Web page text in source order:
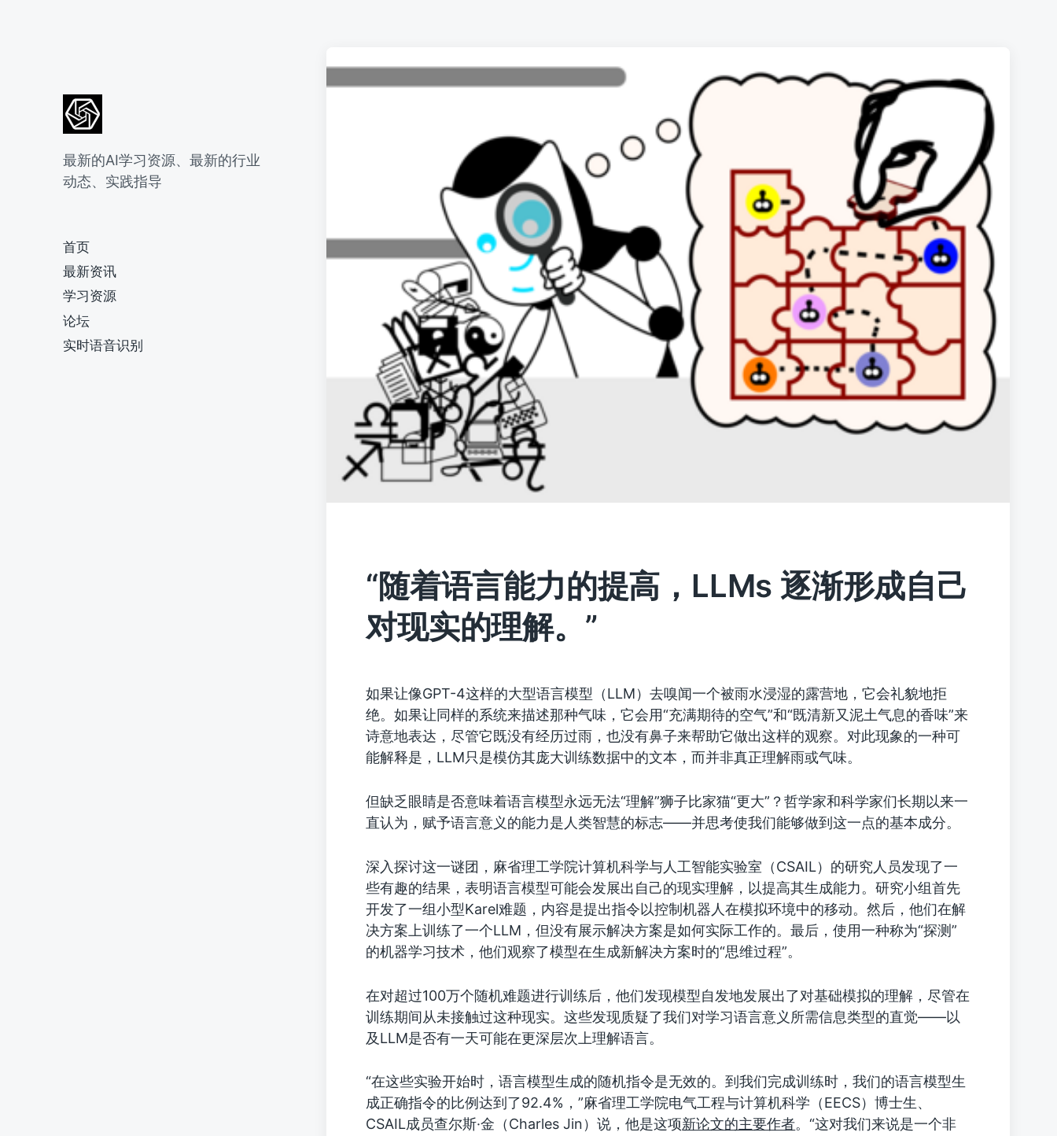
最新的AI学习资源、最新的行业
动态、实践指导
首页
最新资讯
学习资源
论坛
实时语音识别
“随着语言能力的提高，LLMs 逐渐形成自己
对现实的理解。”
如果让像GPT-4这样的大型语言模型（LLM）去嗅闻一个被雨水浸湿的露营地，它会礼貌地拒
绝。如果让同样的系统来描述那种气味，它会用“充满期待的空气”和“既清新又泥土气息的香味”来
诗意地表达，尽管它既没有经历过雨，也没有鼻子来帮助它做出这样的观察。对此现象的一种可
能解释是，LLM只是模仿其庞大训练数据中的文本，而并非真正理解雨或气味。
但缺乏眼睛是否意味着语言模型永远无法“理解”狮子比家猫“更大”？哲学家和科学家们长期以来一
直认为，赋予语言意义的能力是人类智慧的标志——并思考使我们能够做到这一点的基本成分。
深入探讨这一谜团，麻省理工学院计算机科学与人工智能实验室（CSAIL）的研究人员发现了一
些有趣的结果，表明语言模型可能会发展出自己的现实理解，以提高其生成能力。研究小组首先
开发了一组小型Karel难题，内容是提出指令以控制机器人在模拟环境中的移动。然后，他们在解
决方案上训练了一个LLM，但没有展示解决方案是如何实际工作的。最后，使用一种称为“探测”
的机器学习技术，他们观察了模型在生成新解决方案时的“思维过程”。
在对超过100万个随机难题进行训练后，他们发现模型自发地发展出了对基础模拟的理解，尽管在
训练期间从未接触过这种现实。这些发现质疑了我们对学习语言意义所需信息类型的直觉——以
及LLM是否有一天可能在更深层次上理解语言。
“在这些实验开始时，语言模型生成的随机指令是无效的。到我们完成训练时，我们的语言模型生
成正确指令的比例达到了92.4%，”麻省理工学院电气工程与计算机科学（EECS）博士生、
CSAIL成员查尔斯·金（Charles Jin）说，他是这项新论文的主要作者。“这对我们来说是一个非